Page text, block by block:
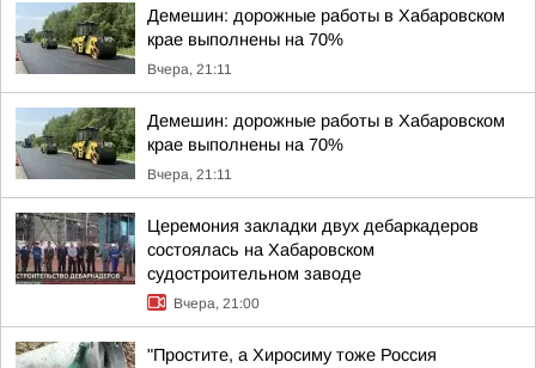
Демешин: дорожные работы в Хабаровском
крае выполнены на 70%
Вчера, 21:11
Демешин: дорожные работы в Хабаровском
крае выполнены на 70%
Вчера, 21:11
Церемония закладки двух дебаркадеров
состоялась на Хабаровском
судостроительном заводе
Вчера, 21:00
"Простите, а Хиросиму тоже Россия